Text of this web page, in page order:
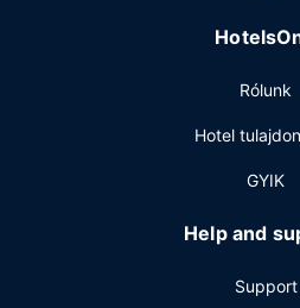
Rólunk
Hotel
GYIK
Help and
Support